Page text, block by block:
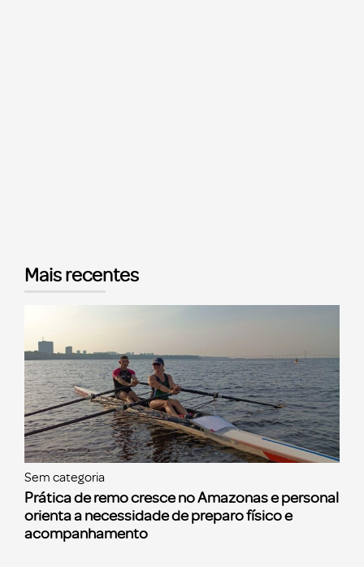
Mais recentes
Sem categoria
Prática de remo cresce no Amazonas e personal
orienta a necessidade de preparo físico e
acompanhamento